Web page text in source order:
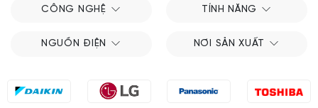
CÔNG NGHỆ TÍNH NĂNG
NGUỒN ĐIỆN NƠI SẢN XUẤT